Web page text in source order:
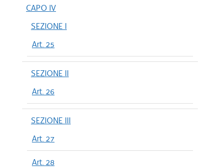
CAPO IV
SEZIONE I
Art. 25
SEZIONE II
Art. 26
SEZIONE III
Art. 27
Art. 28